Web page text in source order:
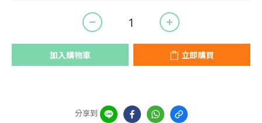
加入購物車 立即購買
分享到